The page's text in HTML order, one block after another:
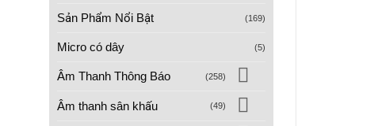
Sản Phẩm Nổi Bật (169)
Micro có dây (5)
Âm Thanh Thông Báo (258)
Âm thanh sân khấu (49)